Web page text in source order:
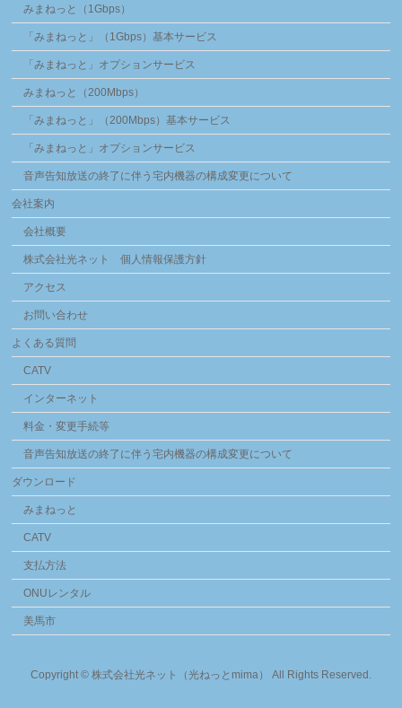
みまねっと（1Gbps）
「みまねっと」（1Gbps）基本サービス
「みまねっと」オプションサービス
みまねっと（200Mbps）
「みまねっと」（200Mbps）基本サービス
「みまねっと」オプションサービス
音声告知放送の終了に伴う宅内機器の構成変更について
会社案内
会社概要
株式会社光ネット 個人情報保護方針
アクセス
お問い合わせ
よくある質問
CATV
インターネット
料金・変更手続等
音声告知放送の終了に伴う宅内機器の構成変更について
ダウンロード
みまねっと
CATV
支払方法
ONUレンタル
美馬市
Copyright © 株式会社光ネット（光ねっとmima） All Rights Reserved.